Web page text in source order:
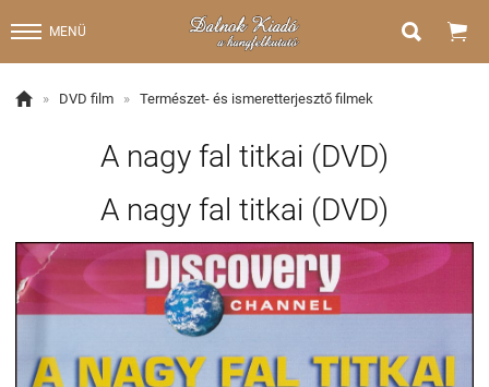
MENÜ  
 » DVD film » Természet- és ismeretterjesztő filmek
A nagy fal titkai (DVD)
A nagy fal titkai (DVD)